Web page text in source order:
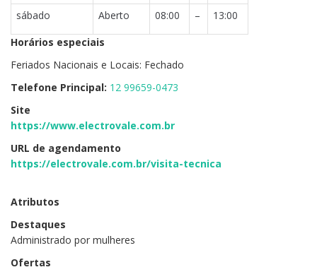
sábado Aberto 08:00 –
13:00
Horários especiais
Feriados Nacionais e Locais: Fechado
Telefone Principal: 12 99659-0473
Site
https://www.electrovale.com.br
URL de agendamento
https://electrovale.com.br/visita-tecnica
Atributos
Destaques
Administrado por mulheres
Ofertas